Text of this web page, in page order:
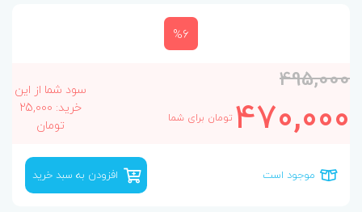
%6
495,000
470,000تومان برای شما
سود شما از این
خرید: 25,000
تومان
موجود است افزودن به سبد خرید